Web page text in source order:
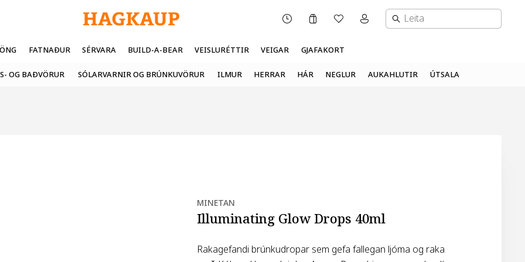
Karfa ÓskalistiMínar síður valmynd
FATNAÐUR SÉRVARA BUILD-A-BEAR VEISLURÉTTIR VEIGAR GJAFAKORT
OG BAÐVÖRUR SÓLARVARNIR OG BRÚNKUVÖRUR ILMUR HERRAR HÁR NEGLUR AUKAHLUTIR ÚTSALA
MINETAN
Illuminating Glow Drops 40ml
Rakagefandi brúnkudropar sem gefa fallegan ljóma og raka